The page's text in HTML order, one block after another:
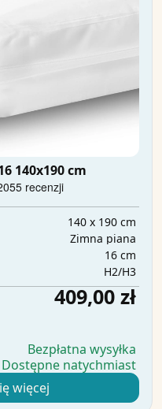
140x190 cm
140 x 190 cm
Zimna piana
16 cm
H2/H3
409,00 zł
Bezpłatna wysyłka
Dostępne natychmiast
więcej